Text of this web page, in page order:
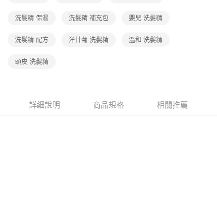
洗髮精 保濕 洗髮精 補充包 嬰兒 洗髮精
洗髮精 配方 洋甘菊 洗髮精 溫和 洗髮精
頭皮 洗髮精
詳細說明 商品規格 相關推薦